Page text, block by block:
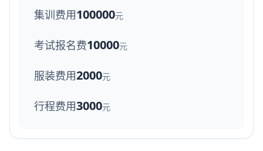
集训费用100000元
考试报名费10000元
服装费用2000元
行程费用3000元